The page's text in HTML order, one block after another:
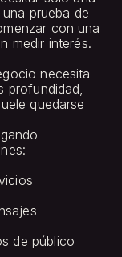
prueba de
con una
medir interés.
necesita
profundidad,
quedarse
de público